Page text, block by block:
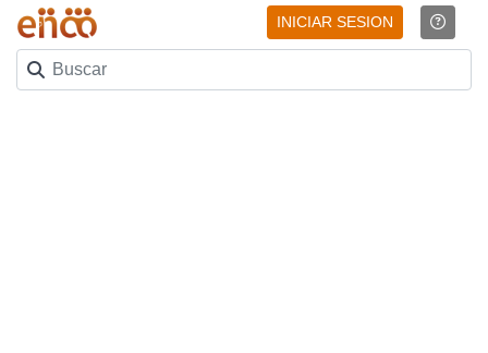
INICIAR SESION